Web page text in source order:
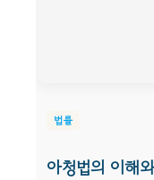
법률
아청법의 이해